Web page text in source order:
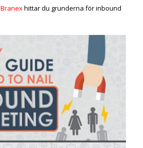
Branexhittar du grunderna för inbound